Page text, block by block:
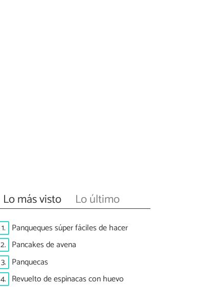
Lo más visto Lo último
1. Panqueques súper fáciles de hacer
2. Pancakes de avena
3. Panquecas
4. Revuelto de espinacas con huevo